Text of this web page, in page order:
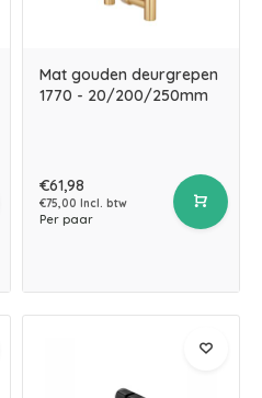
Mat gouden deurgrepen
1770 - 20/200/250mm
€61,98
€75,00 Incl. btw
Per paar